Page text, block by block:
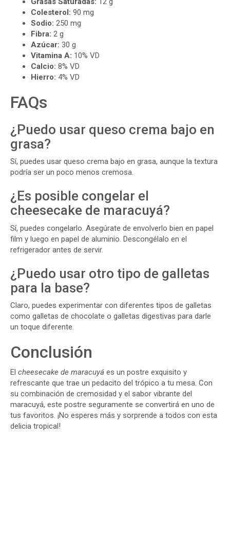
Colesterol: 90 mg
Sodio: 250 mg
Fibra: 2 g
Azúcar: 30 g
Vitamina A: 10% VD
Calcio: 8% VD
Hierro: 4% VD
FAQs
¿Puedo usar queso crema bajo en
grasa?
Sí, puedes usar queso crema bajo en grasa, aunque la textura
podría ser un poco menos cremosa.
¿Es posible congelar el
cheesecake de maracuyá?
Sí, puedes congelarlo. Asegúrate de envolverlo bien en papel
film y luego en papel de aluminio. Descongélalo en el
refrigerador antes de servir.
¿Puedo usar otro tipo de galletas
para la base?
Claro, puedes experimentar con diferentes tipos de galletas
como galletas de chocolate o galletas digestivas para darle
un toque diferente.
Conclusión
El cheesecake de maracuyá es un postre exquisito y
refrescante que trae un pedacito del trópico a tu mesa. Con
su combinación de cremosidad y el sabor vibrante del
maracuyá, este postre seguramente se convertirá en uno de
tus favoritos. ¡No esperes más y sorprende a todos con esta
delicia tropical!